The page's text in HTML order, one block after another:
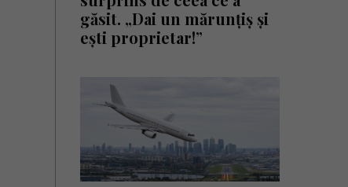
găsit. „Dai un mărunțiș și
ești proprietar!”